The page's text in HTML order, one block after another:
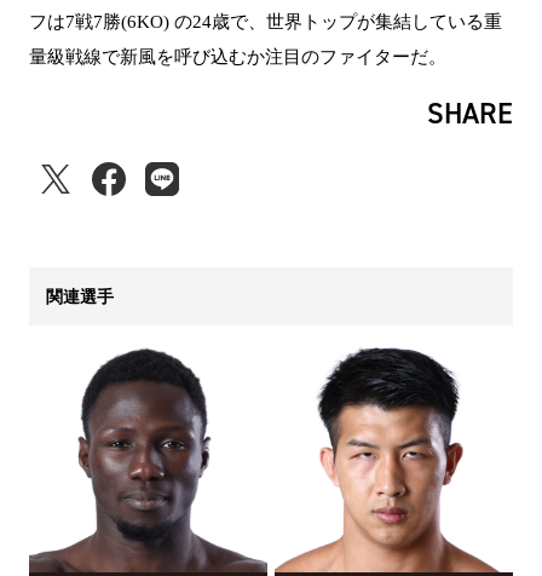
フは7戦7勝(6KO) の24歳で、世界トップが集結している重
量級戦線で新風を呼び込むか注目のファイターだ。
SHARE
関連選手